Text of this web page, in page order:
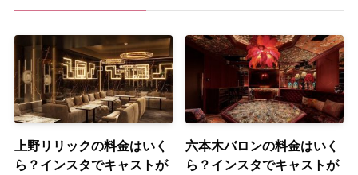
上野リリックの料金はいく
ら？インスタでキャストが
六本木バロンの料金はいく
ら？インスタでキャストが